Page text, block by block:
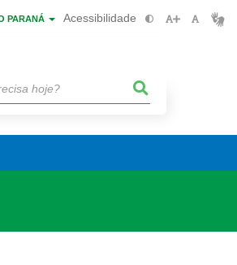
PARANÁ Acessibilidade